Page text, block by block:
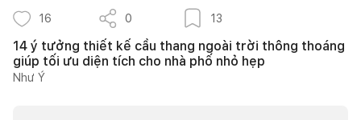
16 0 13
14 ý tưởng thiết kế cầu thang ngoài trời thông thoáng
giúp tối ưu diện tích cho nhà phố nhỏ hẹp
Như Ý